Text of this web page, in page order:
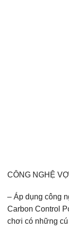
CÔNG NGHỆ
– Áp dụng công
Carbon Control
chơi có những